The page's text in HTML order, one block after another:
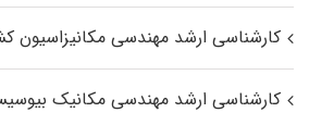
کارشناسی ارشد مهندسی مکانیزاسیون
کارشناسی ارشد مهندسی مکانیک